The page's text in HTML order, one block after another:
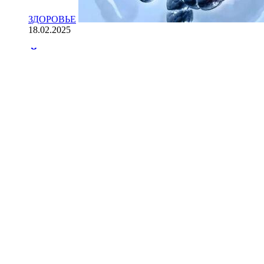
ЗДОРОВЬЕ
18.02.2025
Йогурт против рака: научные